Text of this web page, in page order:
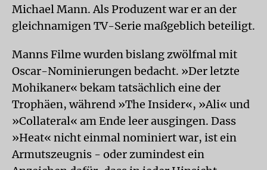
Michael Mann. Als Produzent war er an der
gleichnamigen TV-Serie maßgeblich beteiligt.
Manns Filme wurden bislang zwölfmal mit
Oscar-Nominierungen bedacht. »Der letzte
Mohikaner« bekam tatsächlich eine der
Trophäen, während »The Insider«, »Ali« und
»Collateral« am Ende leer ausgingen. Dass
»Heat« nicht einmal nominiert war, ist ein
Armutszeugnis - oder zumindest ein